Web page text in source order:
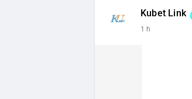
Kubet Link
1 h